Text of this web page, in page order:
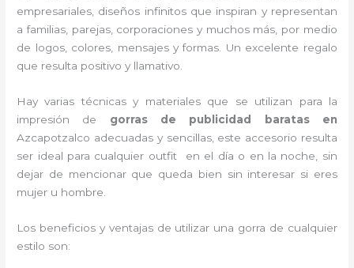
empresariales, diseños infinitos que inspiran y representan
a familias, parejas, corporaciones y muchos más, por medio
de logos, colores, mensajes y formas. Un excelente regalo
que resulta positivo y llamativo.
Hay varias técnicas y materiales que se utilizan para la
impresión de gorras de publicidad baratasen
Azcapotzalco adecuadas y sencillas, este accesorio resulta
ser ideal para cualquier outfit en el día o en la noche, sin
dejar de mencionar que queda bien sin interesar si eres
mujer u hombre.
Los beneficios y ventajas de utilizar una gorra de cualquier
estilo son: